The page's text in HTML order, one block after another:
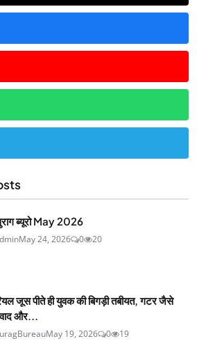
ब्यूरो May 2026
May 24, 2026 0 20
जूस पीते ही युवक की बिगड़ी तबीयत, गटर जैसे
और...
May 19, 2026 0 19